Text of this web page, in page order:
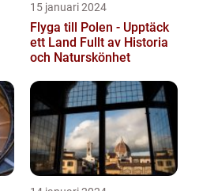
15 januari 2024
Flyga till Polen - Upptäck
ett Land Fullt av Historia
och Naturskönhet